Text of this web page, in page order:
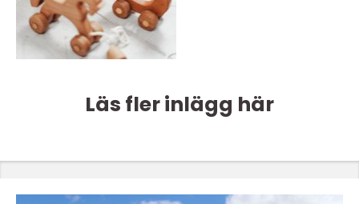
Läs fler inlägg här